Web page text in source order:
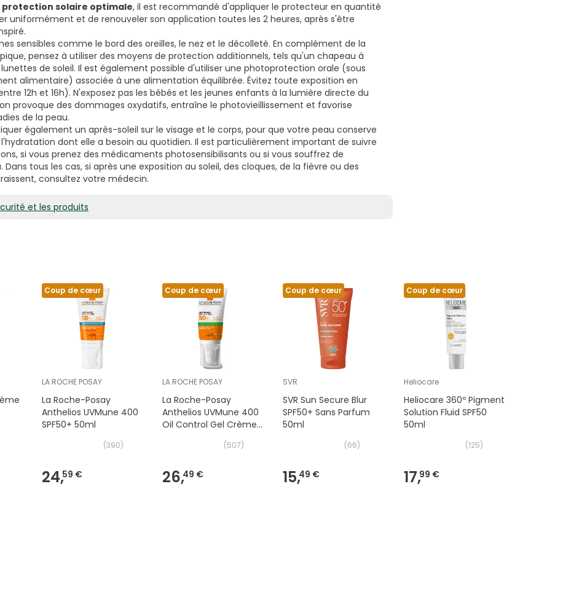
protection solaire optimale, il est recommandé d'appliquer le protecteur en quantité
uniformément et de renouveler son application toutes les 2 heures, après s'être
sensibles comme le bord des oreilles, le nez et le décolleté. En complément de la
pensez à utiliser des moyens de protection additionnels, tels qu'un chapeau à
de soleil. Il est également possible d'utiliser une photoprotection orale (sous
alimentaire) associée à une alimentation équilibrée. Évitez toute exposition en
12h et 16h). N'exposez pas les bébés et les jeunes enfants à la lumière directe du
provoque des dommages oxydatifs, entraîne le photovieillissement et favorise
de la peau.
également un après-soleil sur le visage et le corps, pour que votre peau conserve
dont elle a besoin au quotidien. Il est particulièrement important de suivre
si vous prenez des médicaments photosensibilisants ou si vous souffrez de
tous les cas, si après une exposition au soleil, des cloques, de la fièvre ou des
consultez votre médecin.
et les produits
Coup de cœur
LA ROCHE POSAY
La Roche-Posay
Anthelios UVMune 400
SPF50+ 50ml
(390)
24,59 €
Coup de cœur
LA ROCHE POSAY
La Roche-Posay
Anthelios UVMune 400
Oil Control Gel Crème
(507)
26,49 €
Coup de cœur
SVR
SVR Sun Secure Blur
SPF50+ Sans Parfum
50ml
(66)
15,49 €
Coup de cœur
Heliocare
Heliocare 360º Pigment
Solution Fluid SPF50
50ml
(125)
17,99 €